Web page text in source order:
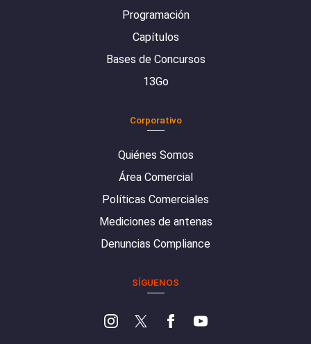
Programación
Capítulos
Bases de Concursos
13Go
Corporativo
Quiénes Somos
Área Comercial
Políticas Comerciales
Mediciones de antenas
Denuncias Compliance
SÍGUENOS